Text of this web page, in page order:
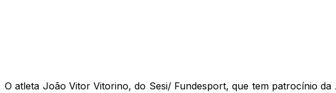
O atleta João Vitor Vitorino, do Sesi/ Fundesport, que tem patrocínio